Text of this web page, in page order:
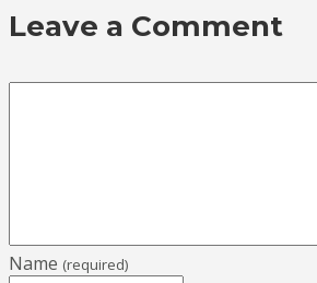
Leave a Comment
Name (required)